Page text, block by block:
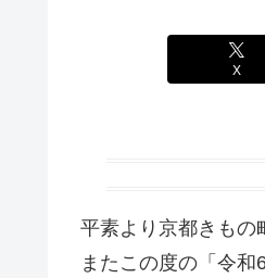
X
平素より京都きもの
またこの度の「令和